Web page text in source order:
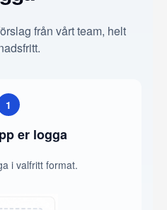
från vårt team, helt
1
er logga
i valfritt format.